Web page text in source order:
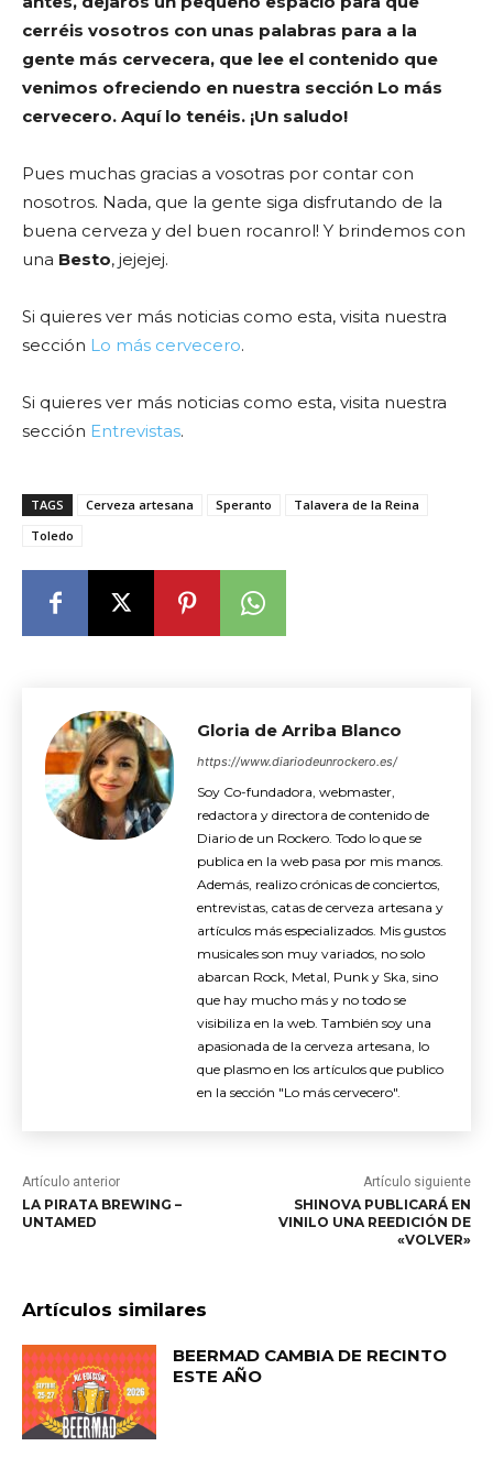
cerréis vosotros con unas palabras para a la
gente más cervecera, que lee el contenido que
venimos ofreciendo en nuestra sección Lo más
cervecero. Aquí lo tenéis. ¡Un saludo!
Pues muchas gracias a vosotras por contar con
nosotros. Nada, que la gente siga disfrutando de la
buena cerveza y del buen rocanrol! Y brindemos con
una Besto, jejejej.
Si quieres ver más noticias como esta, visita nuestra
sección Lo más cervecero.
Si quieres ver más noticias como esta, visita nuestra
sección Entrevistas.
TAGS Cerveza artesana Speranto
Talavera de la Reina
Toledo
Gloria de Arriba Blanco
https://www.diariodeunrockero.es/
Soy Co-fundadora, webmaster,
redactora y directora de contenido de
Diario de un Rockero. Todo lo que se
publica en la web pasa por mis manos.
Además, realizo crónicas de conciertos,
entrevistas, catas de cerveza artesana y
artículos más especializados. Mis gustos
musicales son muy variados, no solo
abarcan Rock, Metal, Punk y Ska, sino
que hay mucho más y no todo se
visibiliza en la web. También soy una
apasionada de la cerveza artesana, lo
que plasmo en los artículos que publico
en la sección "Lo más cervecero".
Artículo anterior
LA PIRATA BREWING –
UNTAMED
Artículo siguiente
SHINOVA PUBLICARÁ EN
VINILO UNA REEDICIÓN DE
«VOLVER»
Artículos similares
BEERMAD CAMBIA DE RECINTO
ESTE AÑO